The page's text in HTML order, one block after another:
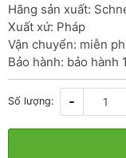
Hãng sản xuất:
Xuất xứ: Pháp
Vận chuyển: miễn
Bảo hành: bảo hành
Số lượng: -